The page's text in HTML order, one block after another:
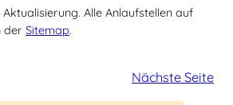
Alle Anlaufstellen auf
der Sitemap.
Nächste Seite